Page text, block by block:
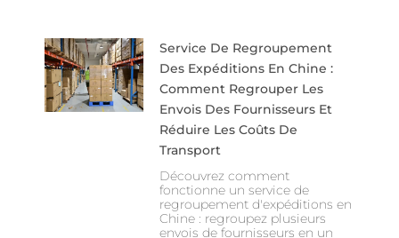
Service De Regroupement
Des Expéditions En Chine :
Comment Regrouper Les
Envois Des Fournisseurs Et
Réduire Les Coûts De
Transport
Découvrez comment
fonctionne un service de
regroupement d'expéditions en
Chine : regroupez plusieurs
envois de fournisseurs en un